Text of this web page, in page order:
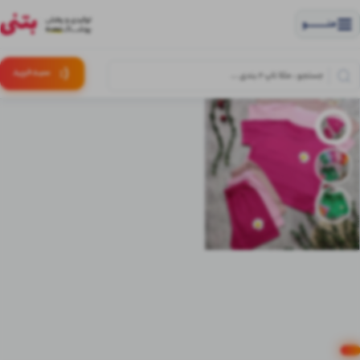
منــــــــــــو
(: سبـدخرید